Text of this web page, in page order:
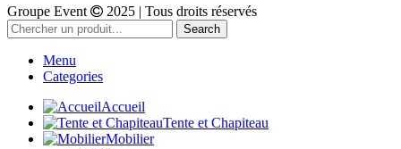
Groupe Event 2025 | Tous droits réservés
Search
Menu
Categories
Accueil
Tente et Chapiteau
Mobilier